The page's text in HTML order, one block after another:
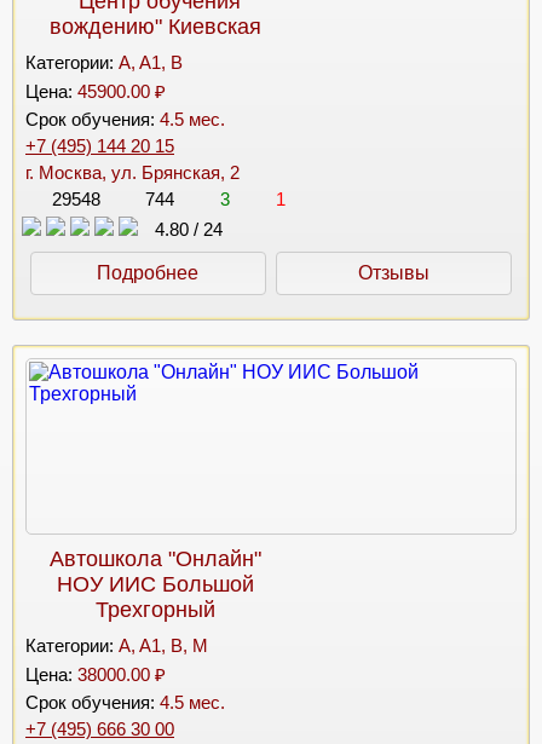
вождению" Киевская
Категории: A, A1, B
Цена: 45900.00 ₽
Срок обучения: 4.5 мес.
+7 (495) 144 20 15
г. Москва, ул. Брянская, 2
29548
744 3
1
4.80 / 24
Подробнее Отзывы
Автошкола "Онлайн"
НОУ ИИС Большой
Трехгорный
Категории: A, A1, B, M
Цена: 38000.00 ₽
Срок обучения: 4.5 мес.
+7 (495) 666 30 00